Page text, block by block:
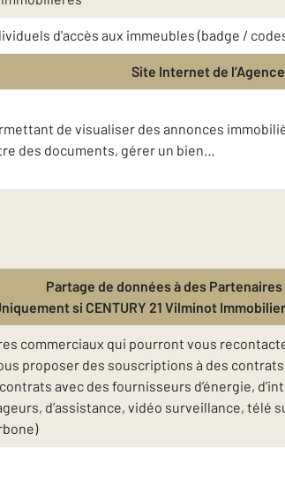
d'accès aux immeubles (badge /
Site Internet de l’Agence
de visualiser des annonces
des documents, gérer un bien…
Partage de données à des
si CENTURY 21 Vilminot
commerciaux qui pourront vous
proposer des souscriptions à des
avec des fournisseurs d’énergie,
d’assistance, vidéo surveillance, télé